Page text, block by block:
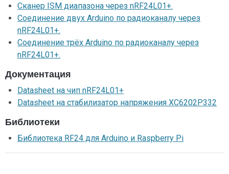
Сканер ISM диапазона через nRF24L01+.
Соединение двух Arduino по радиоканалу через
nRF24L01+.
Соединение трёх Arduino по радиоканалу через
nRF24L01+.
Документация
Datasheet на чип nRF24L01+
Datasheet на стабилизатор напряжения XC6202P332
Библиотеки
Библиотека RF24 для Arduino и Raspberry Pi